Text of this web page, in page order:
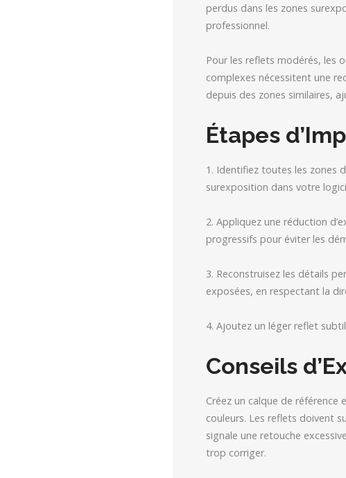
perdus dans les zones
professionnel.
Pour les reflets modérés, les
complexes nécessitent une
depuis des zones similaires,
Étapes
1. Identifiez toutes les zones
surexposition dans votre
2. Appliquez une réduction
progressifs pour éviter les
3. Reconstruisez les détails
exposées, en respectant la
4. Ajoutez un léger reflet
Conseils
Créez un calque de
couleurs. Les reflets doivent
signale une retouche
trop corriger.